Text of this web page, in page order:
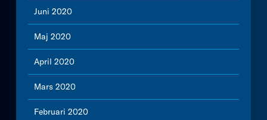
Juni 2020
Maj 2020
April 2020
Mars 2020
Februari 2020